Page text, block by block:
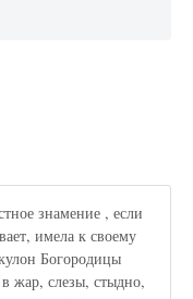
знамение , если
имела к своему
Богородицы
жар, слезы, стыдно,